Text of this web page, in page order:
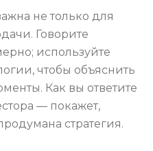
не только для
Говорите
используйте
чтобы объяснить
Как вы ответите
— покажет,
стратегия.